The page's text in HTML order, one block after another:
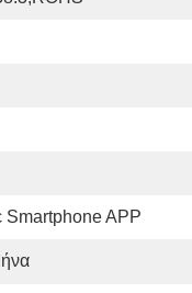
Smartphone APP